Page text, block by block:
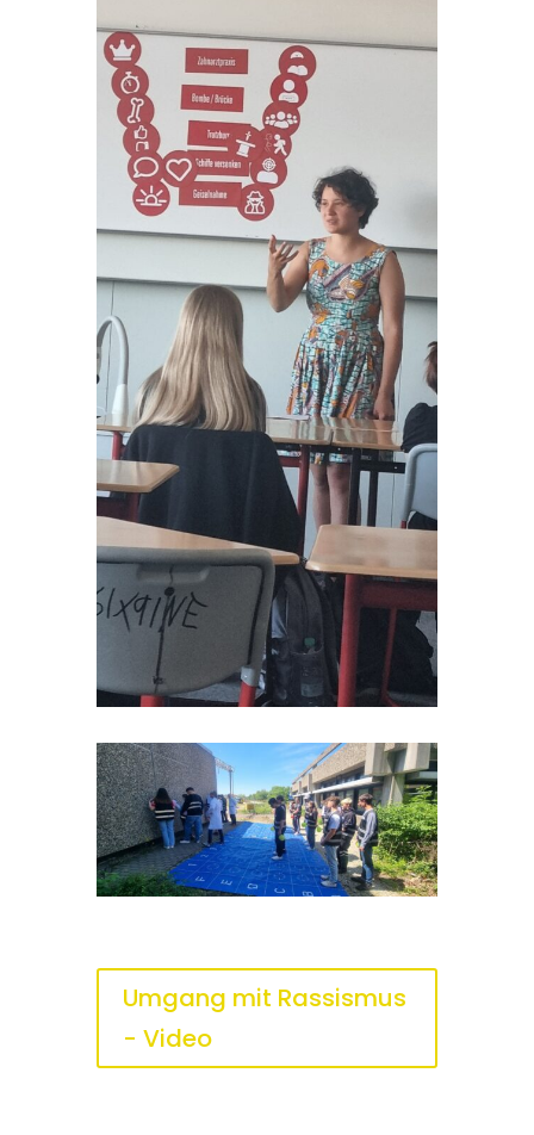
Umgang mit Rassismus
- Video